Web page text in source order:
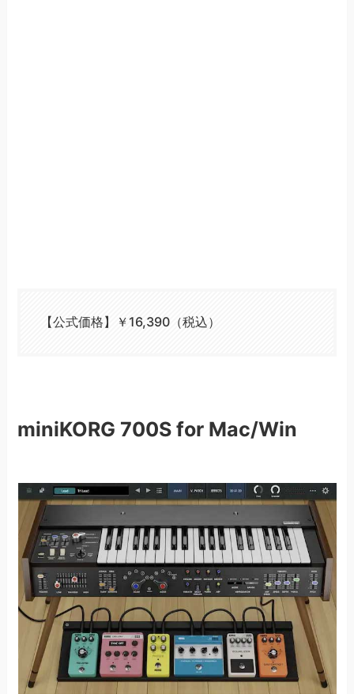
【公式価格】￥16,390（税込）
miniKORG 700S for Mac/Win